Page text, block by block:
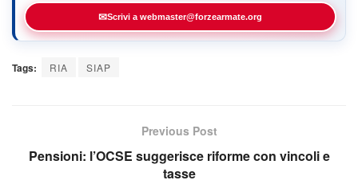
✉Scrivi a webmaster@forzearmate.org
Tags: RIA SIAP
Previous Post
Pensioni: l’OCSE suggerisce riforme con vincoli e
tasse